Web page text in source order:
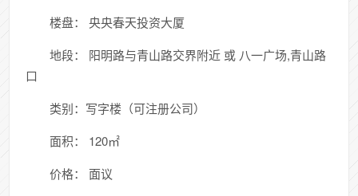
楼盘： 央央春天投资大厦
地段： 阳明路与青山路交界附近 或 八一广场,青山路
口
类别：写字楼（可注册公司）
面积： 120㎡
价格： 面议